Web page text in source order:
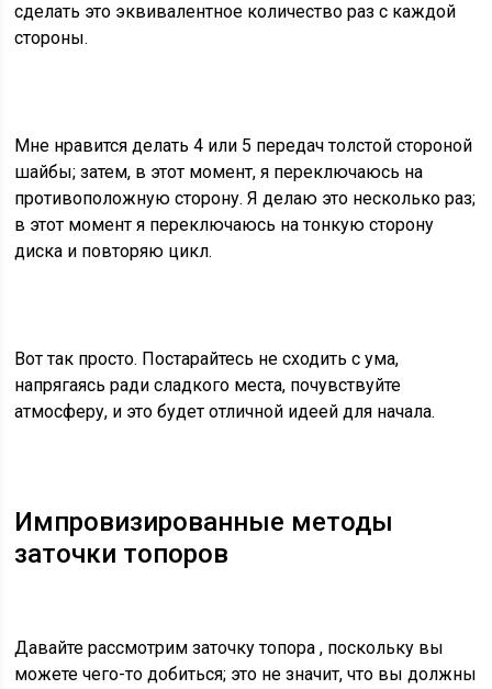
сделать это эквивалентное количество раз с каждой
стороны.
Мне нравится делать 4 или 5 передач толстой стороной
шайбы; затем, в этот момент, я переключаюсь на
противоположную сторону. Я делаю это несколько раз;
в этот момент я переключаюсь на тонкую сторону
диска и повторяю цикл.
Вот так просто. Постарайтесь не сходить с ума,
напрягаясь ради сладкого места, почувствуйте
атмосферу, и это будет отличной идеей для начала.
Импровизированные методы
заточки топоров
Давайте рассмотримзаточку топора , поскольку вы
можете чего-то добиться; это не значит, что вы должны